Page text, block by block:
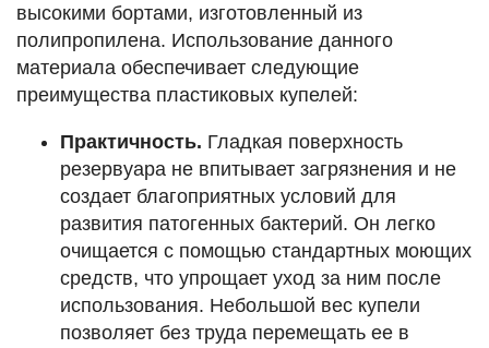
высокими бортами, изготовленный из
полипропилена. Использование данного
материала обеспечивает следующие
преимущества пластиковых купелей:
Практичность. Гладкая поверхность
резервуара не впитывает загрязнения и не
создает благоприятных условий для
развития патогенных бактерий. Он легко
очищается с помощью стандартных моющих
средств, что упрощает уход за ним после
использования. Небольшой вес купели
позволяет без труда перемещать ее в